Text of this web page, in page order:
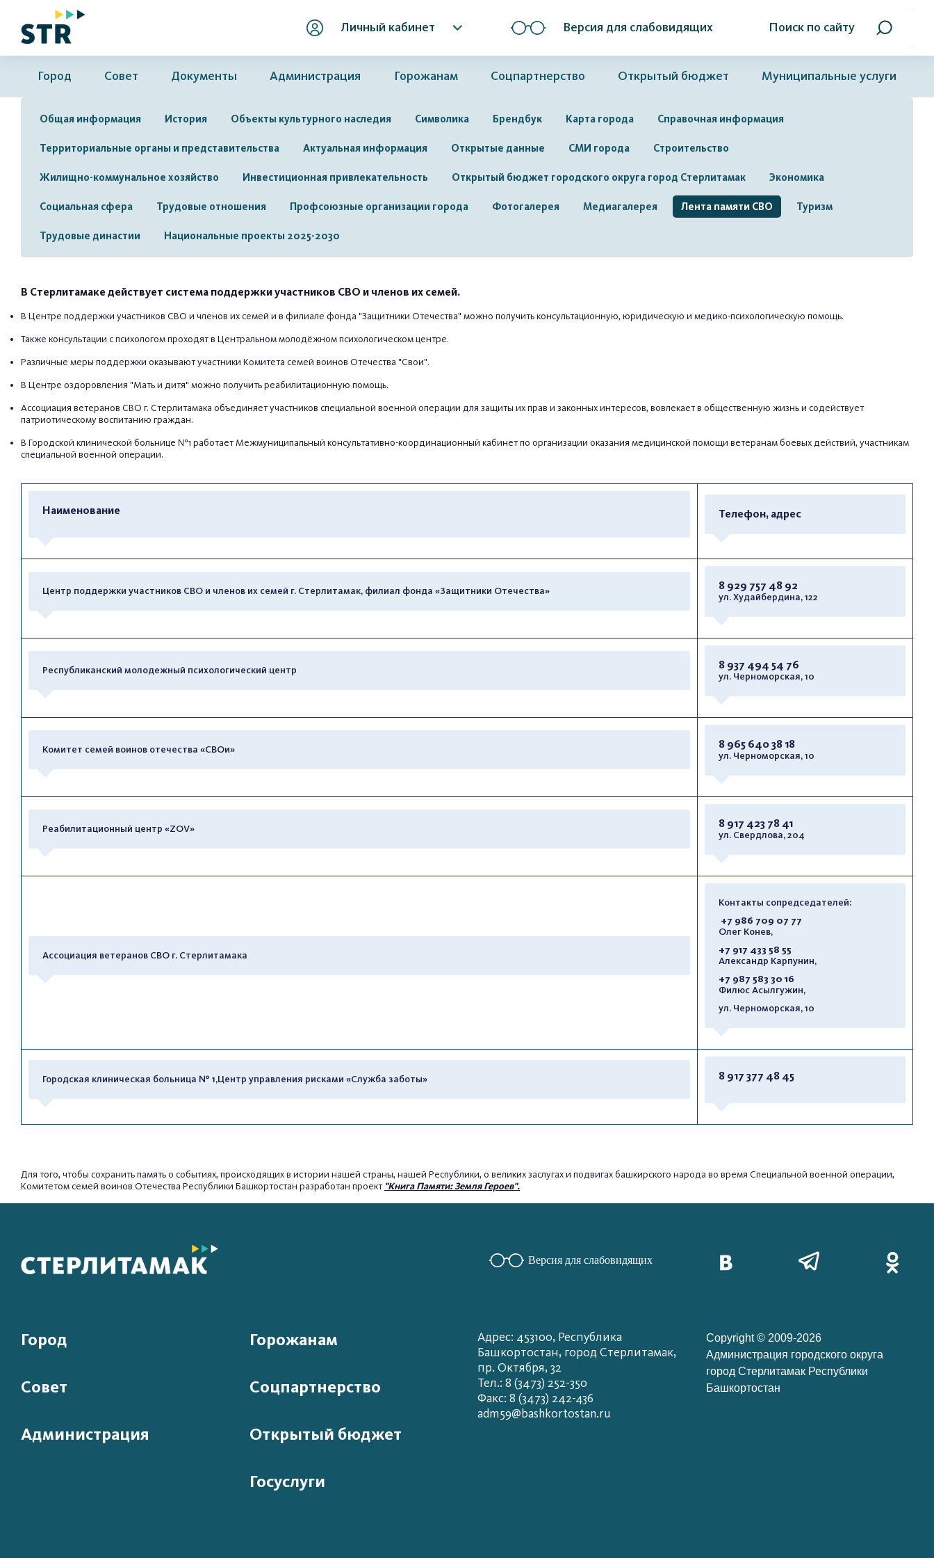
Личный кабинет Версия для слабовидящих Поиск по сайту
Город Совет Документы Администрация Горожанам Соцпартнерство Открытый бюджет Муниципальные услуги
Общая информация История Объекты культурного наследия Символика Брендбук Карта города Справочная информация
Территориальные органы и представительства Актуальная информация Открытые данные СМИ города Строительство
Жилищно-коммунальное хозяйство Инвестиционная привлекательность Открытый бюджет городского округа город Стерлитамак Экономика
Социальная сфера Трудовые отношения Профсоюзные организации города Фотогалерея Медиагалерея Лента памяти СВО Туризм
Трудовые династии Национальные проекты 2025-2030
В Стерлитамаке действует система поддержки участников СВО и членов их семей.
В Центре поддержки участников СВО и членов их семей и в филиале фонда "Защитники Отечества" можно получить консультационную, юридическую и медико-психологическую помощь.
Также консультации с психологом проходят в Центральном молодёжном психологическом центре.
Различные меры поддержки оказывают участники Комитета семей воинов Отечества "Свои".
В Центре оздоровления "Мать и дитя" можно получить реабилитационную помощь.
Ассоциация ветеранов СВО г. Стерлитамака объединяет участников специальной военной операции для защиты их прав и законных интересов, вовлекает в общественную жизнь и содействует
патриотическому воспитанию граждан.
В Городской клинической больнице №1 работает Межмуниципальный консультативно-координационный кабинет по организации оказания медицинской помощи ветеранам боевых действий, участникам
специальной военной операции.
Наименование Телефон, адрес
Центр поддержки участников СВО и членов их семей г. Стерлитамак, филиал фонда «Защитники Отечества» 8 929 757 48 92
ул. Худайбердина, 122
Республиканский молодежный психологический центр 8 937 494 54 76
ул. Черноморская, 10
Комитет семей воинов отечества «СВОи» 8 965 640 38 18
ул. Черноморская, 10
Реабилитационный центр «ZOV» 8 917 423 78 41
ул. Свердлова, 204
Ассоциация ветеранов СВО г. Стерлитамака
Контакты сопредседателей:
+7 986 709 07 77
Олег Конев,
+7 917 433 58 55
Александр Карпунин,
+7 987 583 30 16
Филюс Асылгужин,
ул. Черноморская, 10
Городская клиническая больница № 1,Центр управления рисками «Служба заботы» 8 917 377 48 45
Для того, чтобы сохранить память о событиях, происходящих в истории нашей страны, нашей Республики, о великих заслугах и подвигах башкирского народа во время Специальной военной операции,
Комитетом семей воинов Отечества Республики Башкортостан разработан проект "Книга Памяти: Земля Героев".
Версия для слабовидящих
Город
Совет
Администрация
Горожанам
Соцпартнерство
Открытый бюджет
Госуслуги
Адрес: 453100, Республика
Башкортостан, город Стерлитамак,
пр. Октября, 32
Тел.: 8 (3473) 252-350
Факс: 8 (3473) 242-436
adm59@bashkortostan.ru
Copyright © 2009-2026
Администрация городского округа
город Стерлитамак Республики
Башкортостан